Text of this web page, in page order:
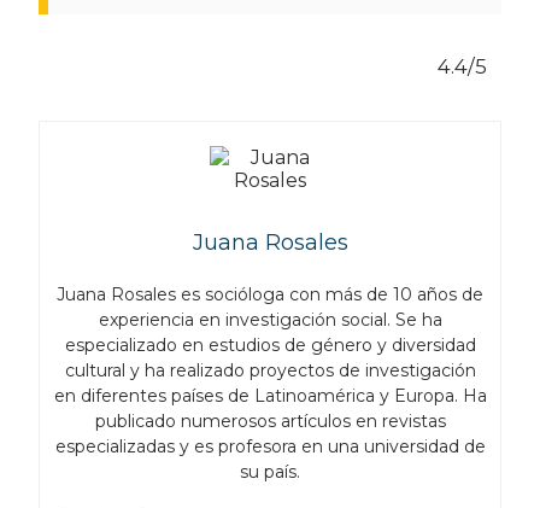
4.4/5
Juana Rosales
Juana Rosales es socióloga con más de 10 años de
experiencia en investigación social. Se ha
especializado en estudios de género y diversidad
cultural y ha realizado proyectos de investigación
en diferentes países de Latinoamérica y Europa. Ha
publicado numerosos artículos en revistas
especializadas y es profesora en una universidad de
su país.